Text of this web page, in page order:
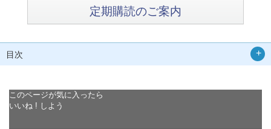
定期購読のご案内
目次
このページが気に入ったら
いいね ! しよう